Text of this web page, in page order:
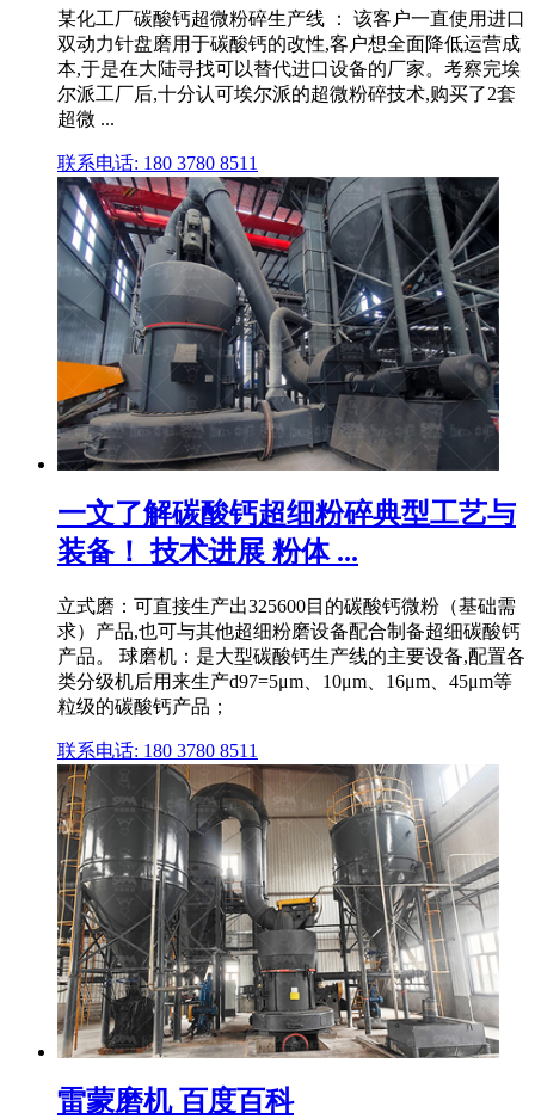
某化工厂碳酸钙超微粉碎生产线 ： 该客户一直使用进口
双动力针盘磨用于碳酸钙的改性,客户想全面降低运营成
本,于是在大陆寻找可以替代进口设备的厂家。考察完埃
尔派工厂后,十分认可埃尔派的超微粉碎技术,购买了2套
超微 ...
联系电话: 180 3780 8511
一文了解碳酸钙超细粉碎典型工艺与
装备！ 技术进展 粉体 ...
立式磨：可直接生产出325600目的碳酸钙微粉（基础需
求）产品,也可与其他超细粉磨设备配合制备超细碳酸钙
产品。 球磨机：是大型碳酸钙生产线的主要设备,配置各
类分级机后用来生产d97=5μm、10μm、16μm、45μm等
粒级的碳酸钙产品；
联系电话: 180 3780 8511
雷蒙磨机 百度百科